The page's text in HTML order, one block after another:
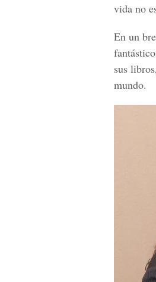
vida no
En un
sus
mundo.